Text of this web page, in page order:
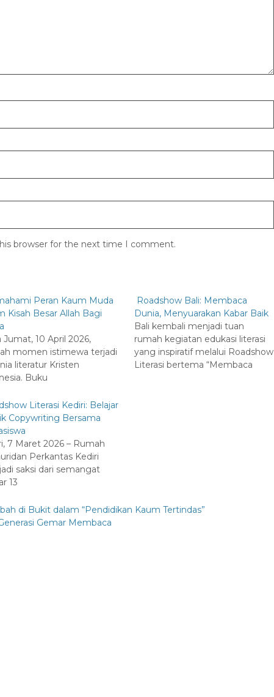
browser for the next time I comment.
Peran Kaum Muda
Kisah Besar Allah Bagi
Jumat, 10 April 2026,
momen istimewa terjadi
literatur Kristen
Buku
Roadshow Bali: Membaca
Dunia, Menyuarakan Kabar Baik
Bali kembali menjadi tuan
rumah kegiatan edukasi literasi
yang inspiratif melalui Roadshow
Literasi bertema “Membaca
Literasi Kediri: Belajar
Copywriting Bersama
7 Maret 2026 – Rumah
Perkantas Kediri
saksi dari semangat
13
di Bukit dalam “Pendidikan Kaum Tertindas”
Gemar Membaca